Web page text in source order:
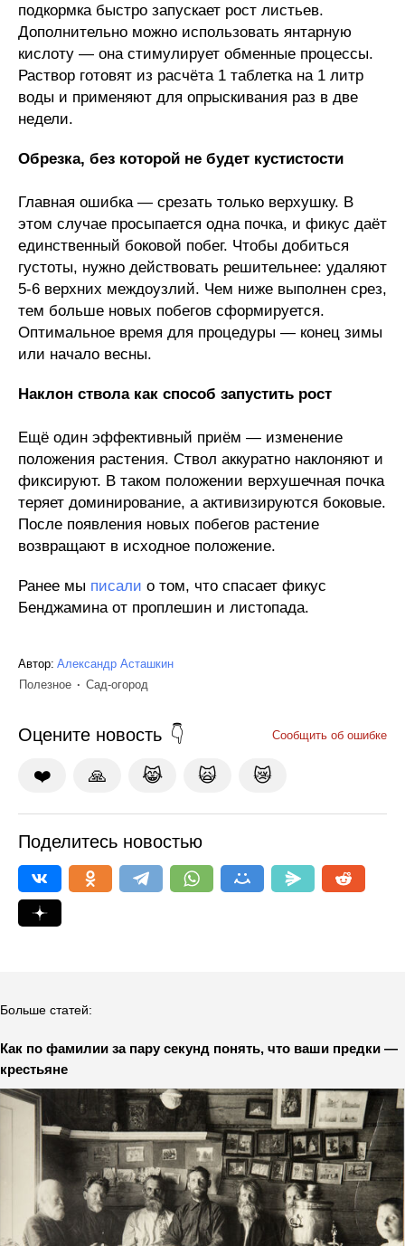
подкормка быстро запускает рост листьев.
Дополнительно можно использовать янтарную
кислоту — она стимулирует обменные процессы.
Раствор готовят из расчёта 1 таблетка на 1 литр
воды и применяют для опрыскивания раз в две
недели.
Обрезка, без которой не будет кустистости
Главная ошибка — срезать только верхушку. В
этом случае просыпается одна почка, и фикус даёт
единственный боковой побег. Чтобы добиться
густоты, нужно действовать решительнее: удаляют
5-6 верхних междоузлий. Чем ниже выполнен срез,
тем больше новых побегов сформируется.
Оптимальное время для процедуры — конец зимы
или начало весны.
Наклон ствола как способ запустить рост
Ещё один эффективный приём — изменение
положения растения. Ствол аккуратно наклоняют и
фиксируют. В таком положении верхушечная почка
теряет доминирование, а активизируются боковые.
После появления новых побегов растение
возвращают в исходное положение.
Ранее мы писали о том, что спасает фикус
Бенджамина от проплешин и листопада.
Автор: Александр Асташкин
Полезное
Сад-огород
Оцените новость Сообщить об ошибке
❤️ 🙏 😹 🙀 😿
Поделитесь новостью
Больше статей:
Как по фамилии за пару секунд понять, что ваши предки —
крестьяне